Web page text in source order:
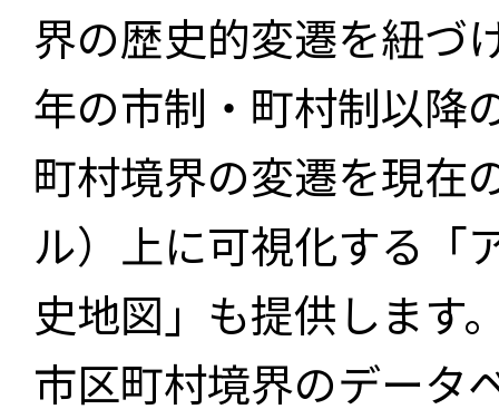
界の歴史的変遷を紐づ
年の市制・町村制以降
町村境界の変遷を現在
ル）上に可視化する「
史地図」も提供します
市区町村境界のデータ